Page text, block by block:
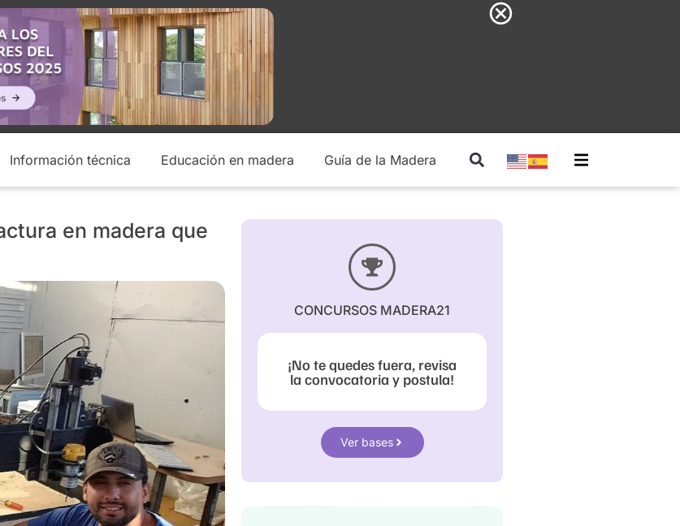
Información técnica Educación en madera Guía de la Madera
en madera que
CONCURSOS MADERA21
¡No te quedes fuera, revisa
la convocatoria y postula!
Ver bases